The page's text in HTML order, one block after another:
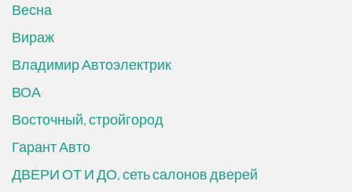
Весна
Вираж
Владимир Автоэлектрик
ВОА
Восточный, стройгород
Гарант Авто
ДВЕРИ ОТ И ДО, сеть салонов дверей